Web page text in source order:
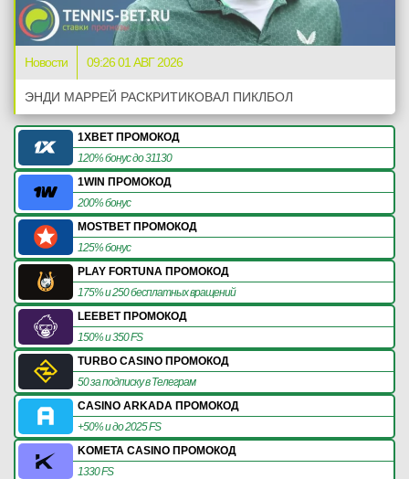
Новости 09:26 01 АВГ 2026
ЭНДИ МАРРЕЙ РАСКРИТИКОВАЛ ПИКЛБОЛ
1XBET ПРОМОКОД
120% бонус до 31130
1WIN ПРОМОКОД
200% бонус
MOSTBET ПРОМОКОД
125% бонус
PLAY FORTUNA ПРОМОКОД
175% и 250 бесплатных вращений
LEEBET ПРОМОКОД
150% и 350 FS
TURBO CASINO ПРОМОКОД
50 за подписку в Телеграм
CASINO ARKADA ПРОМОКОД
+50% и до 2025 FS
KOMETA CASINO ПРОМОКОД
1330 FS